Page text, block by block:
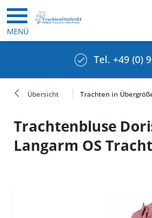
MENÜ
Tel. +49 (0)
Übersicht Trachten in
Trachtenbluse
Langarm OS